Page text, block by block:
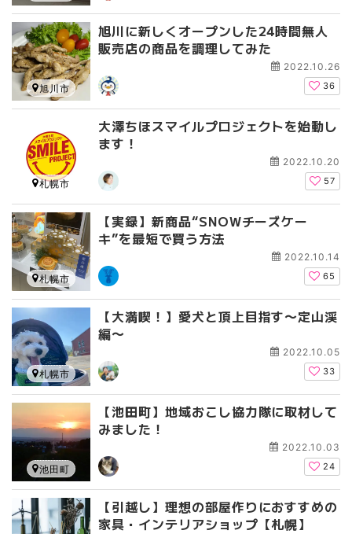
旭川に新しくオープンした24時間無人
販売店の商品を調理してみた
2022.10.26
36
旭川市
大澤ちほスマイルプロジェクトを始動し
ます！
2022.10.20
57
札幌市
【実録】新商品“SNOWチーズケー
キ”を最短で買う方法
2022.10.14
65
札幌市
【大満喫！】愛犬と頂上目指す〜定山渓
編〜
2022.10.05
33
札幌市
【池田町】地域おこし協力隊に取材して
みました！
2022.10.03
24
池田町
【引越し】理想の部屋作りにおすすめの
家具・インテリアショップ【札幌】